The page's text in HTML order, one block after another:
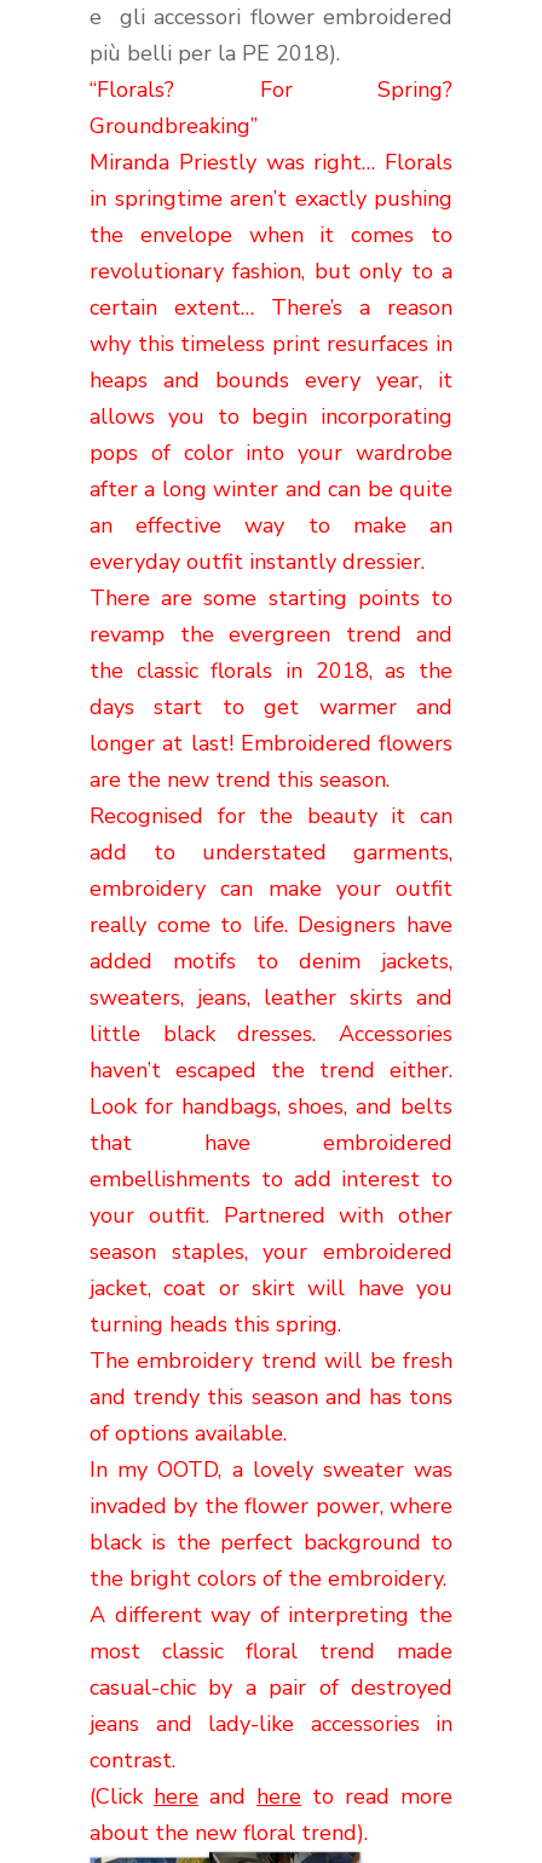
e gli accessori flower embroidered
più belli per la PE 2018).
“Florals? For Spring?
Groundbreaking”
Miranda Priestly was right… Florals
in springtime aren’t exactly pushing
the envelope when it comes to
revolutionary fashion, but only to a
certain extent… There’s a reason
why this timeless print resurfaces in
heaps and bounds every year, it
allows you to begin incorporating
pops of color into your wardrobe
after a long winter and can be quite
an effective way to make an
everyday outfit instantly dressier.
There are some starting points to
revamp the evergreen trend and
the classic florals in 2018, as the
days start to get warmer and
longer at last! Embroidered flowers
are the new trend this season.
Recognised for the beauty it can
add to understated garments,
embroidery can make your outfit
really come to life. Designers have
added motifs to denim jackets,
sweaters, jeans, leather skirts and
little black dresses. Accessories
haven’t escaped the trend either.
Look for handbags, shoes, and belts
that have embroidered
embellishments to add interest to
your outfit. Partnered with other
season staples, your embroidered
jacket, coat or skirt will have you
turning heads this spring.
The embroidery trend will be fresh
and trendy this season and has tons
of options available.
In my OOTD, a lovely sweater was
invaded by the flower power, where
black is the perfect background to
the bright colors of the embroidery.
A different way of interpreting the
most classic floral trend made
casual-chic by a pair of destroyed
jeans and lady-like accessories in
contrast.
(Click here and here to read more
about the new floral trend).